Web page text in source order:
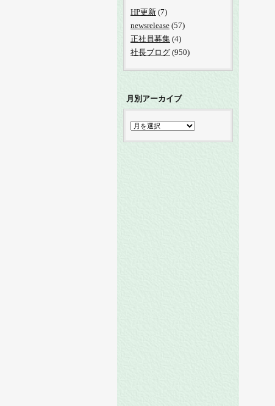
HP更新 (7)
newsrelease (57)
正社員募集 (4)
社長ブログ (950)
月別アーカイブ